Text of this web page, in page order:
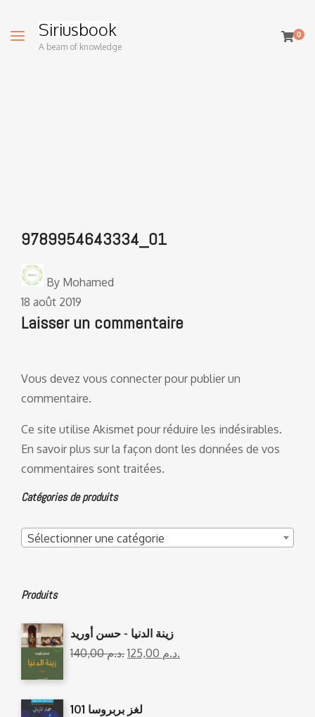
Siriusbook
A beam of knowledge
0
9789954643334_01
By Mohamed
18 août 2019
Laisser un commentaire
Vous devez vous connecterpour publier un
commentaire.
Ce site utilise Akismet pour réduire les indésirables.
En savoir plus sur la façon dont les données de vos
commentaires sont traitées.
Catégories de produits
Sélectionner une catégorie
Produits
زينة الدنيا - حسن أوريد
140,00
د.م. 125,00 د.م.
101 لغز بربروسا